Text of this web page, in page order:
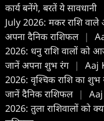
कार्य बनेंगे, बरतें ये सावधानी
July 2026: मकर राशि
अपना दैनिक राशिफल |
2026: धनु राशि वालों को
जानें अपना शुभ रंग |
Aaj
2026: वृश्चिक राशि का शुभ
जानें दैनिक राशिफल |
2026: तुला राशिवालों को